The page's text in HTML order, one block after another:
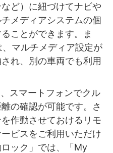
ど）に紐づけてナビや
メディアシステムの個
ことができます。ま
マルチメディア設定が
れ、別の車両でも利用
スマートフォンでクル
の確認が可能です。さ
作動させておけるリモ
ビスをご利用いただけ
ック」では、「My